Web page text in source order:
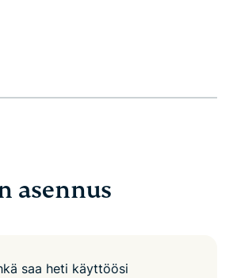
asennus
saa heti käyttöösi